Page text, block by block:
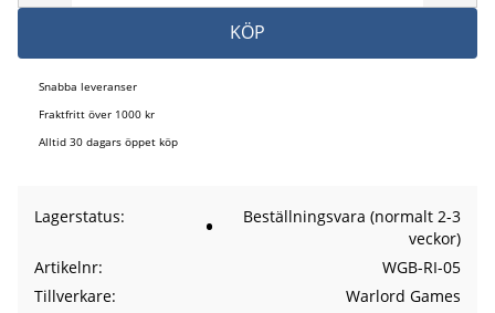
KÖP
Snabba leveranser
Fraktfritt över 1000 kr
Alltid 30 dagars öppet köp
Lagerstatus
Beställningsvara (normalt 2-3
veckor)
Artikelnr
WGB-RI-05
Tillverkare
Warlord Games